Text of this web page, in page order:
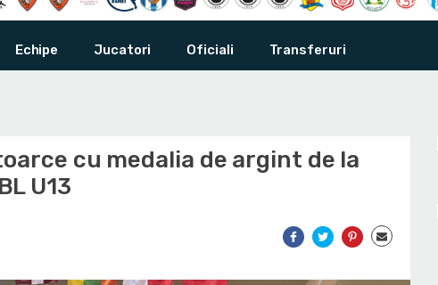
Echipe Jucatori Oficiali Transferuri
cu medalia de argint de la
U13